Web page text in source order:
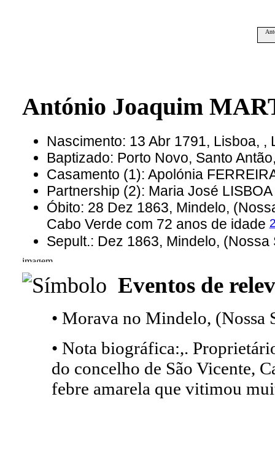
António Joaquim
Nascimento: 13 Abr 1791, Lisboa, ,
Baptizado: Porto Novo, Santo
Casamento (1): Apolónia
Partnership (2): Maria José
Óbito: 28 Dez 1863, Mindelo,
Cabo Verde com 72 anos de idade
Sepult.: Dez 1863, Mindelo,
Eventos de
• Morava no Mindelo, (Nossa
• Nota biográfica:,.
do concelho de São Vicente,
febre amarela que vitimou